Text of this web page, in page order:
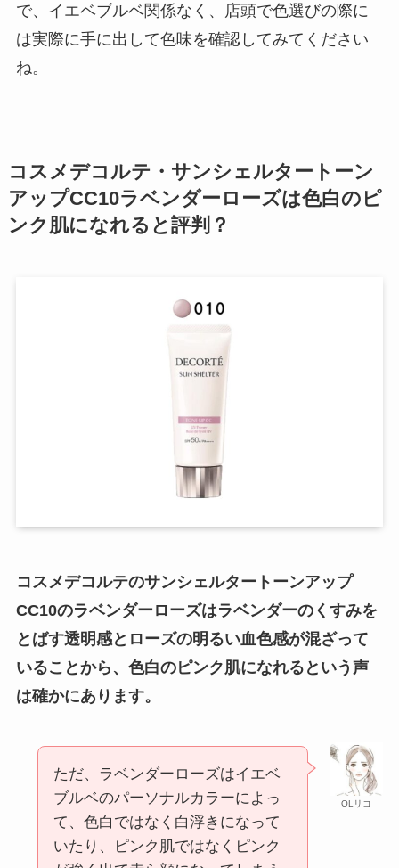
で、イエベブルベ関係なく、店頭で色選びの際に
は実際に手に出して色味を確認してみてください
ね。
コスメデコルテ・サンシェルタートーン
アップCC10ラベンダーローズは色白のピ
ンク肌になれると評判？
コスメデコルテのサンシェルタートーンアップ
CC10のラベンダーローズはラベンダーのくすみを
とばす透明感とローズの明るい血色感が混ざって
いることから、色白のピンク肌になれるという声
は確かにあります。
OLリコ
ただ、ラベンダーローズはイエベ
ブルベのパーソナルカラーによっ
て、色白ではなく白浮きになって
いたり、ピンク肌ではなくピンク